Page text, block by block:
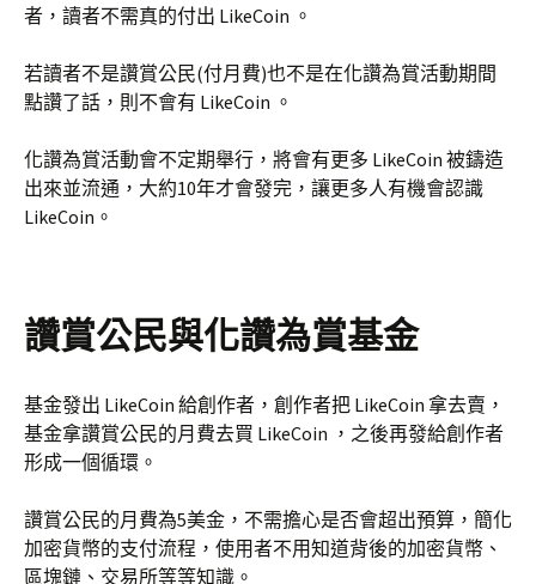
者，讀者不需真的付出 LikeCoin 。
若讀者不是讚賞公民(付月費)也不是在化讚為賞活動期間
點讚了話，則不會有 LikeCoin 。
化讚為賞活動會不定期舉行，將會有更多 LikeCoin 被鑄造
出來並流通，大約10年才會發完，讓更多人有機會認識
LikeCoin。
讚賞公民與化讚為賞基金
基金發出 LikeCoin 給創作者，創作者把 LikeCoin 拿去賣，
基金拿讚賞公民的月費去買 LikeCoin ，之後再發給創作者
形成一個循環。
讚賞公民的月費為5美金，不需擔心是否會超出預算，簡化
加密貨幣的支付流程，使用者不用知道背後的加密貨幣、
區塊鏈、交易所等等知識。